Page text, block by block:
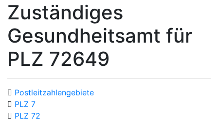
Zuständiges
Gesundheitsamt für
PLZ 72649
Postleitzahlengebiete
PLZ 7
PLZ 72